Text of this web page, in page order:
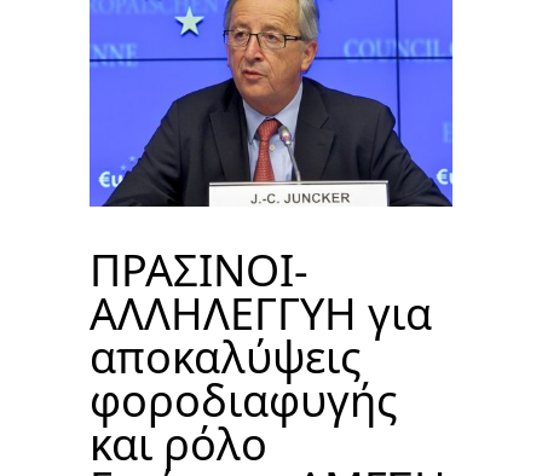
ΠΡΑΣΙΝΟΙ-
ΑΛΛΗΛΕΓΓΥΗ για
αποκαλύψεις
φοροδιαφυγής
και ρόλο